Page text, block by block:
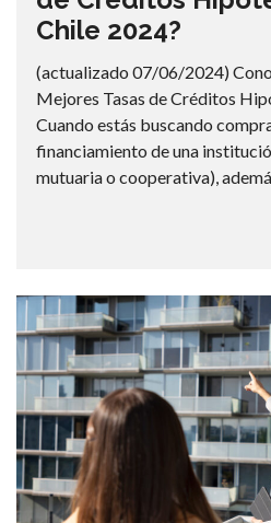
Chile 2024?
(actualizado 07/06/2024)
Mejores Tasas de Créditos
Cuando estás buscando
financiamiento de una
mutuaria o cooperativa),